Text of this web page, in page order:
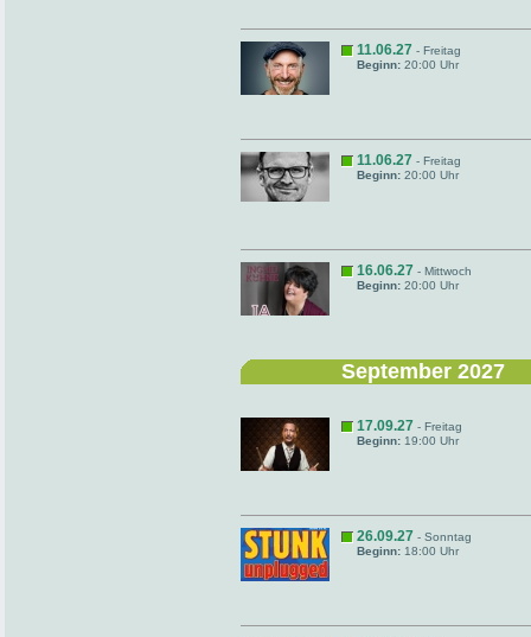
11.06.27 - Freitag
Beginn: 20:00 Uhr
11.06.27 - Freitag
Beginn: 20:00 Uhr
16.06.27 - Mittwoch
Beginn: 20:00 Uhr
September 2027
17.09.27 - Freitag
Beginn: 19:00 Uhr
26.09.27 - Sonntag
Beginn: 18:00 Uhr